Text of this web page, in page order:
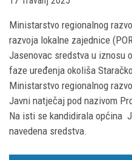
Ministarstvo regionalnog
razvoja lokalne zajednice
Jasenovac sredstva u iznosu
faze uređenja okoliša
Ministarstvo regionalnog
Javni natječaj pod nazivom
Na isti se kandidirala općina
navedena sredstva.